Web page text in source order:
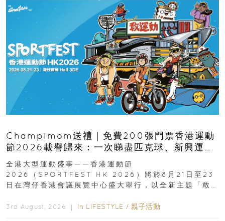
Champimom送禮｜免費200張門票香港運動
節2026載譽歸來：一次睇盡匹克球、新興運
動、街舞比賽＋逾百運動品牌展覽
全港大型運動盛事——香港運動節
2026（SPORTFEST HK 2026）將於8月21日至23
日在灣仔香港會議展覽中心盛大舉行，以全新主題「敢
3rd August, 2026 ｜ In LIFESTYLE / 親子活動